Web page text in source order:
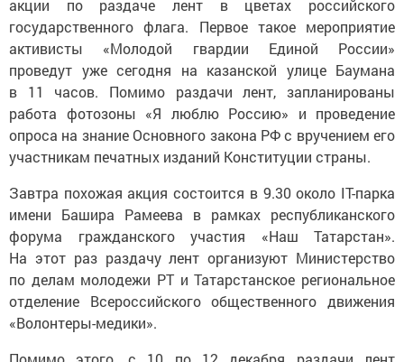
акции по раздаче лент в цветах российского
государственного флага. Первое такое мероприятие
активисты «Молодой гвардии Единой России»
проведут уже сегодня на казанской улице Баумана
в 11 часов. Помимо раздачи лент, запланированы
работа фотозоны «Я люблю Россию» и проведение
опроса на знание Основного закона РФ с вручением его
участникам печатных изданий Конституции страны.
Завтра похожая акция состоится в 9.30 около IT-парка
имени Башира Рамеева в рамках республиканского
форума гражданского участия «Наш Татарстан».
На этот раз раздачу лент организуют Министерство
по делам молодежи РТ и Татарстанское региональное
отделение Всероссийского общественного движения
«Волонтеры-медики».